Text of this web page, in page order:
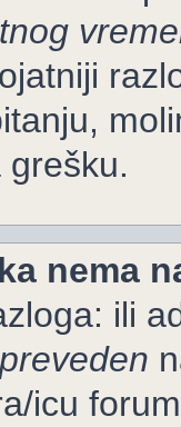
nema
ili
icu